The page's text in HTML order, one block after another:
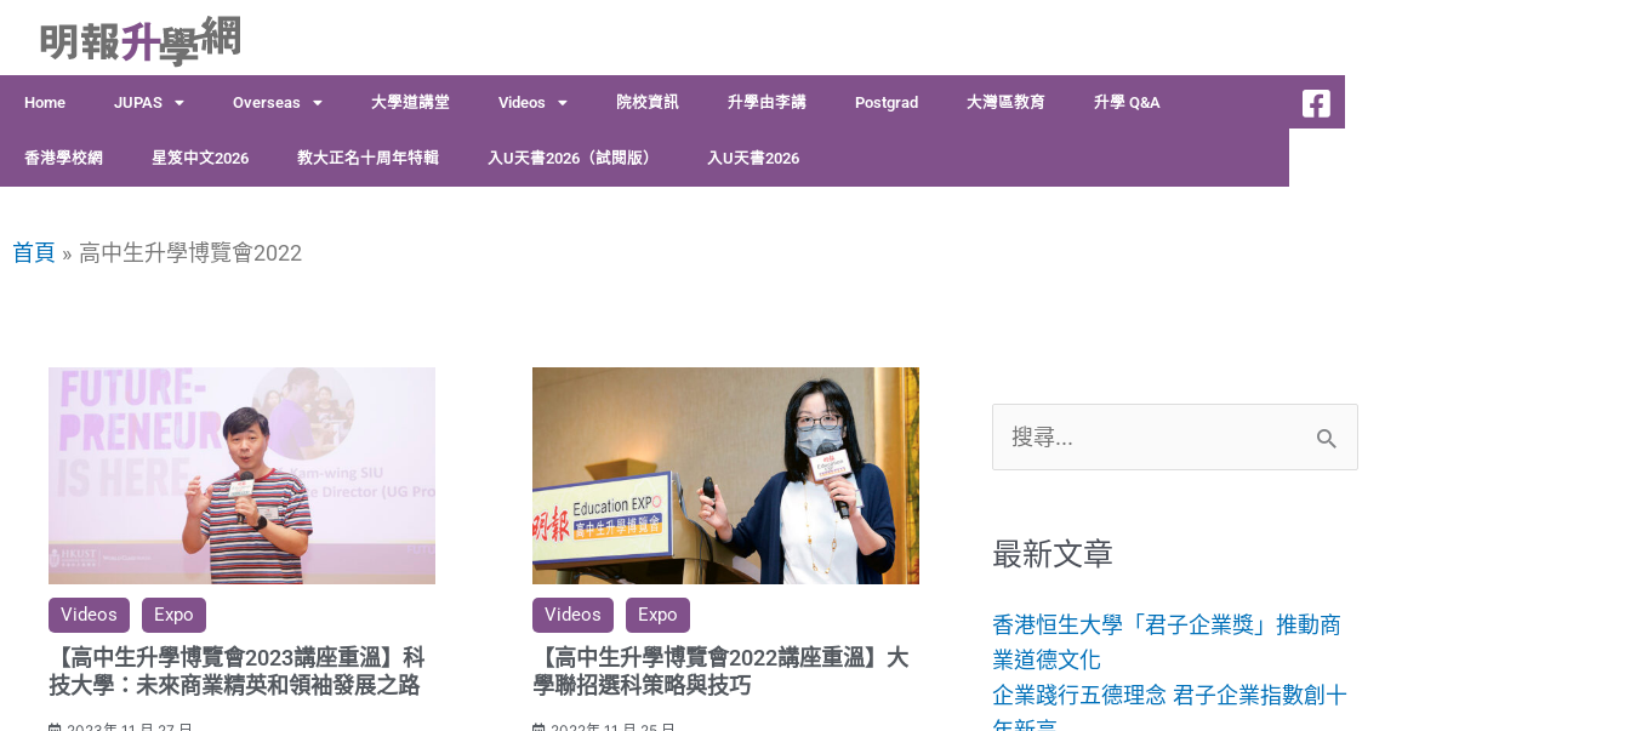
容
Home JUPAS Overseas 大學道講堂 Videos 院校資訊 升學由李講 Postgrad 大灣區教育 升學 Q&A
香港學校網 星笈中文2026 教大正名十周年特輯 入U天書2026（試閱版） 入U天書2026
首頁 高中生升學博覽會2022
Videos Expo
【高中生升學博覽會2023講座重溫】科
技大學：未來商業精英和領袖發展之路
Videos Expo
【高中生升學博覽會2022講座重溫】大
學聯招選科策略與技巧
尋
鍵
最新文章
香港恒生大學「君子企業獎」推動商
業道德文化
企業踐行五德理念 君子企業指數創十